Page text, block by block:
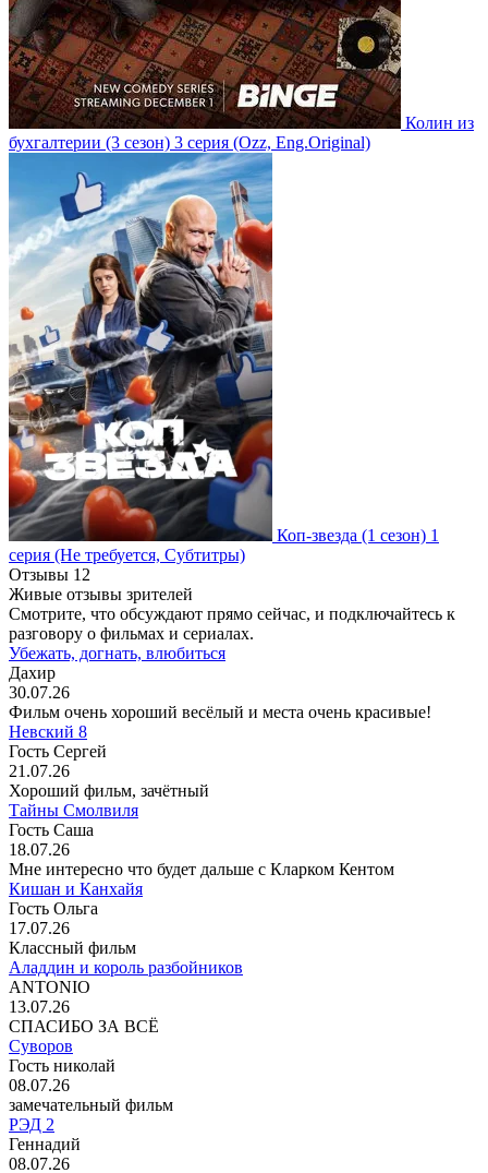
Колин из
бухгалтерии (3 сезон) 3 серия (Ozz, Eng.Original)
Коп-звезда (1 сезон) 1
серия (Не требуется, Субтитры)
Отзывы 12
Живые отзывы зрителей
Смотрите, что обсуждают прямо сейчас, и подключайтесь к
разговору о фильмах и сериалах.
Убежать, догнать, влюбиться
Дахир
30.07.26
Фильм очень хороший весёлый и места очень красивые!
Невский 8
Гость Сергей
21.07.26
Хороший фильм, зачётный
Тайны Смолвиля
Гость Саша
18.07.26
Мне интересно что будет дальше с Кларком Кентом
Кишан и Канхайя
Гость Ольга
17.07.26
Классный фильм
Аладдин и король разбойников
ANTONIO
13.07.26
СПАСИБО ЗА ВСЁ
Суворов
Гость николай
08.07.26
замечательный фильм
РЭД 2
Геннадий
08.07.26